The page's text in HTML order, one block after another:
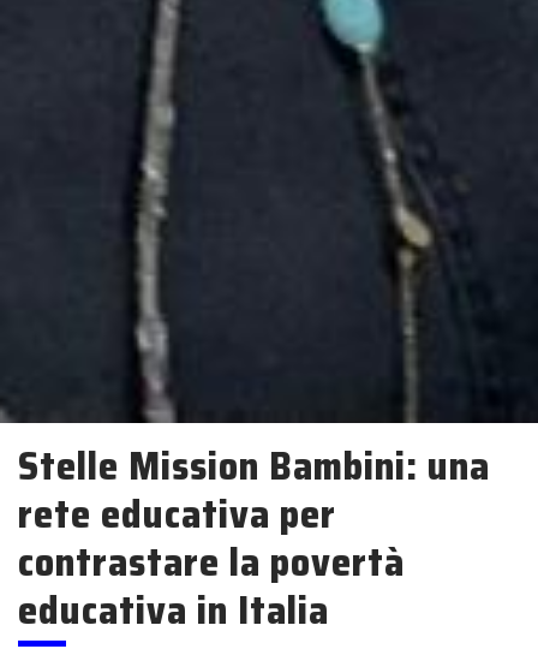
Stelle Mission Bambini: una
rete educativa per
contrastare la povertà
educativa in Italia